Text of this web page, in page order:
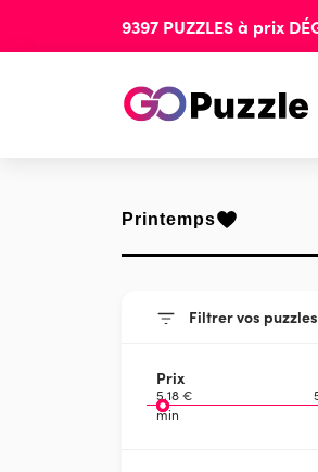
9397 PUZZLESà prix
Printemps
Filtrer vos puzzles
Prix
5,18 €
min